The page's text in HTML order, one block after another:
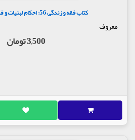
کتاب فقه و زندگی 56: احکام لبنیات و فرآورده های لبنی
معروف
3,500 تومان